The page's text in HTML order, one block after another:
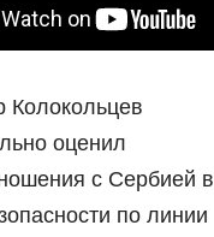
Колокольцев
оценил
с Сербией в
по линии